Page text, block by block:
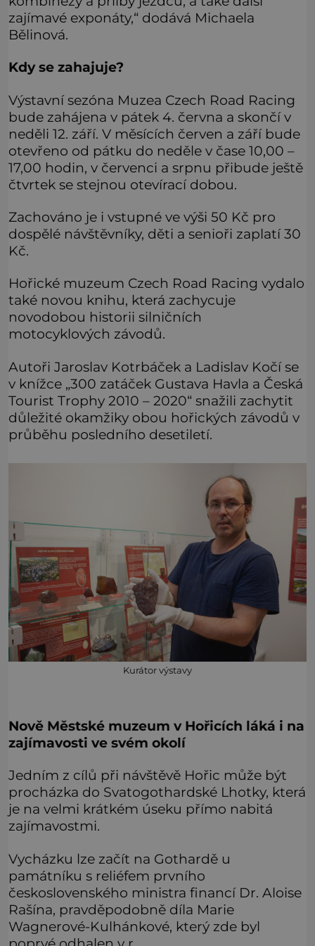
zajímavé exponáty,“ dodává Michaela
Bělinová.
Kdy se zahajuje?
Výstavní sezóna Muzea Czech Road Racing
bude zahájena v pátek 4. června a skončí v
neděli 12. září. V měsících červen a září bude
otevřeno od pátku do neděle v čase 10,00 –
17,00 hodin, v červenci a srpnu přibude ještě
čtvrtek se stejnou otevírací dobou.
Zachováno je i vstupné ve výši 50 Kč pro
dospělé návštěvníky, děti a senioři zaplatí 30
Kč.
Hořické muzeum Czech Road Racing vydalo
také novou knihu, která zachycuje
novodobou historii silničních
motocyklových závodů.
Autoři Jaroslav Kotrbáček a Ladislav Kočí se
v knížce „300 zatáček Gustava Havla a Česká
Tourist Trophy 2010 – 2020“ snažili zachytit
důležité okamžiky obou hořických závodů v
průběhu posledního desetiletí.
Kurátor výstavy
Nově Městské muzeum v Hořicích láká i na
zajímavosti ve svém okolí
Jedním z cílů při návštěvě Hořic může být
procházka do Svatogothardské Lhotky, která
je na velmi krátkém úseku přímo nabitá
zajímavostmi.
Vycházku lze začít na Gothardě u
památníku s reliéfem prvního
československého ministra financí Dr. Aloise
Rašína, pravděpodobně díla Marie
Wagnerové-Kulhánkové, který zde byl